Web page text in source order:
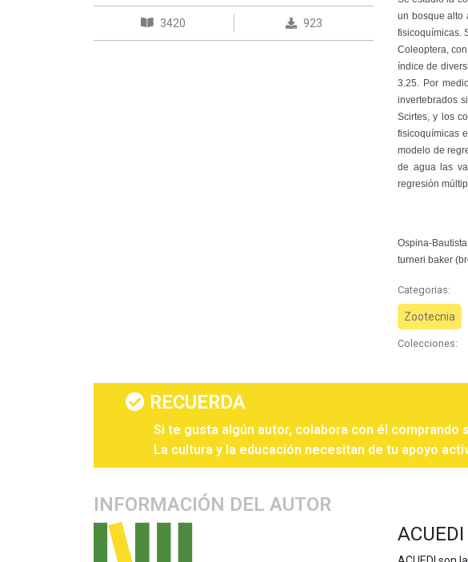
3420 923
un bosque alto
fisicoquímicas.
Coleoptera,
índice de
3.25. Por
invertebrados
Scirtes, y los
fisicoquímicas
modelo de
de agua las
regresión
Ospina-
turneri baker
Categorias:
Zootecnia
Colecciones:
RECUERDA
Si te gusta algún autor, colabora con él comprando
La cultura y la educación necesitan de tu apoyo
INFORMACIÓN DEL AUTOR
ACUEDI